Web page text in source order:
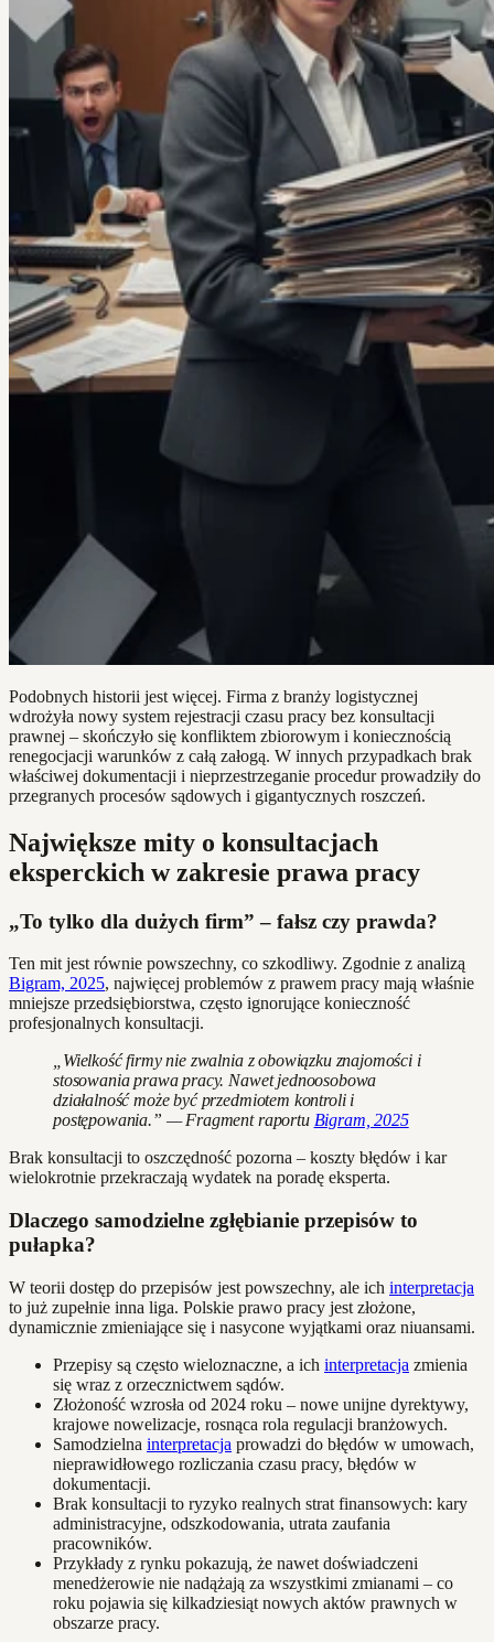
Podobnych historii jest więcej. Firma z branży logistycznej
wdrożyła nowy system rejestracji czasu pracy bez konsultacji
prawnej – skończyło się konfliktem zbiorowym i koniecznością
renegocjacji warunków z całą załogą. W innych przypadkach brak
właściwej dokumentacji i nieprzestrzeganie procedur prowadziły do
przegranych procesów sądowych i gigantycznych roszczeń.
Największe mity o konsultacjach
eksperckich w zakresie prawa pracy
„To tylko dla dużych firm” – fałsz czy prawda?
Ten mit jest równie powszechny, co szkodliwy. Zgodnie z analizą
Bigram, 2025, najwięcej problemów z prawem pracy mają właśnie
mniejsze przedsiębiorstwa, często ignorujące konieczność
profesjonalnych konsultacji.
„Wielkość firmy nie zwalnia z obowiązku znajomości i
stosowania prawa pracy. Nawet jednoosobowa
działalność może być przedmiotem kontroli i
postępowania.” — Fragment raportu Bigram, 2025
Brak konsultacji to oszczędność pozorna – koszty błędów i kar
wielokrotnie przekraczają wydatek na poradę eksperta.
Dlaczego samodzielne zgłębianie przepisów to
pułapka?
W teorii dostęp do przepisów jest powszechny, ale ich interpretacja
to już zupełnie inna liga. Polskie prawo pracy jest złożone,
dynamicznie zmieniające się i nasycone wyjątkami oraz niuansami.
Przepisy są często wieloznaczne, a ich interpretacja zmienia
się wraz z orzecznictwem sądów.
Złożoność wzrosła od 2024 roku – nowe unijne dyrektywy,
krajowe nowelizacje, rosnąca rola regulacji branżowych.
Samodzielna interpretacja prowadzi do błędów w umowach,
nieprawidłowego rozliczania czasu pracy, błędów w
dokumentacji.
Brak konsultacji to ryzyko realnych strat finansowych: kary
administracyjne, odszkodowania, utrata zaufania
pracowników.
Przykłady z rynku pokazują, że nawet doświadczeni
menedżerowie nie nadążają za wszystkimi zmianami – co
roku pojawia się kilkadziesiąt nowych aktów prawnych w
obszarze pracy.